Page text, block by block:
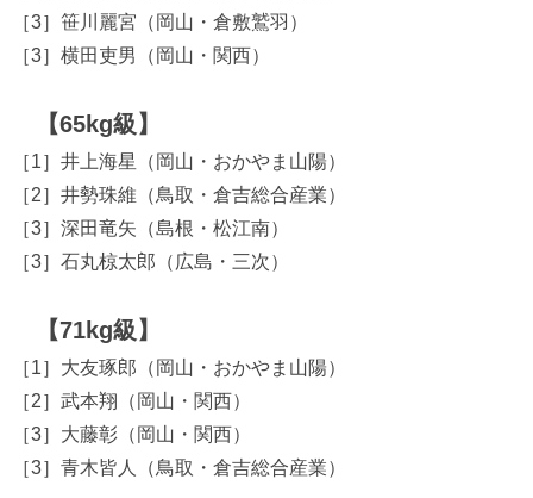
［3］笹川麗宮（岡山・倉敷鷲羽）
［3］横田吏男（岡山・関西）
【65kg級】
［1］井上海星（岡山・おかやま山陽）
［2］井勢珠維（鳥取・倉吉総合産業）
［3］深田竜矢（島根・松江南）
［3］石丸椋太郎（広島・三次）
【71kg級】
［1］大友琢郎（岡山・おかやま山陽）
［2］武本翔（岡山・関西）
［3］大藤彰（岡山・関西）
［3］青木皆人（鳥取・倉吉総合産業）